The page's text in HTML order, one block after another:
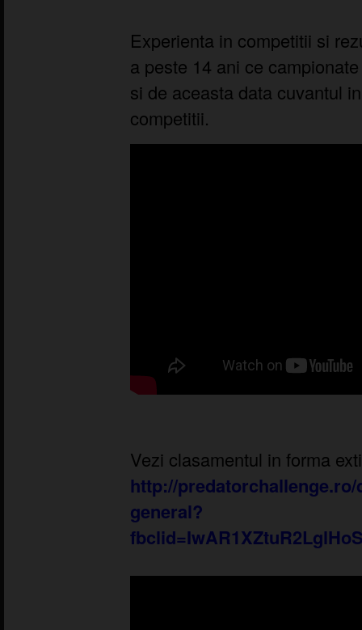
Experienta in competitii si
a peste 14 ani ce
si de aceasta data cuvantul
competitii.
Vezi clasamentul in forma
http://
general?